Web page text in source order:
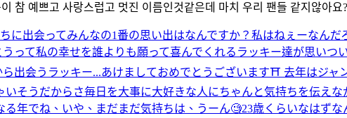
참 예쁘고 사랑스럽고 멋진 이름인것같은데 마치 우리 팬들 같지않아요
に出会ってみんなの1番の思い出はなんですか？私はねぇーなん
って私の幸せを誰よりも願って喜んでくれるラッキー達が思い
出会うラッキー...あけましておめでとうございます⛩ 去年はジャ
そうだからさ毎日を大事に大好きな人にちゃんと気持ちを伝え
年でね、いや、まだまだ気持ちは、うーん🧐23歳くらいなはずな